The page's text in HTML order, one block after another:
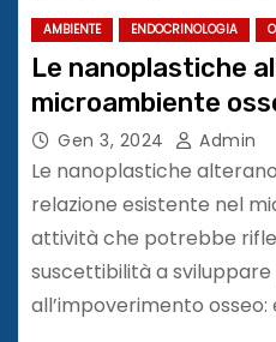
AMBIENTE ENDOCRINOLOGIA
Le nanoplastiche
microambiente
Gen 3, 2024 Admin
Le nanoplastiche
relazione esistente nel
attività che potrebbe
suscettibilità a
all’impoverimento